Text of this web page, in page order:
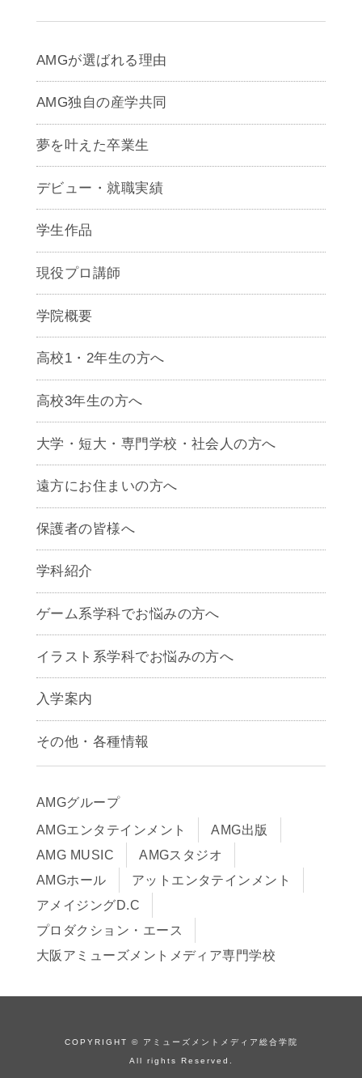
AMGが選ばれる理由
AMG独自の産学共同
夢を叶えた卒業生
デビュー・就職実績
学生作品
現役プロ講師
学院概要
高校1・2年生の方へ
高校3年生の方へ
大学・短大・専門学校・社会人の方へ
遠方にお住まいの方へ
保護者の皆様へ
学科紹介
ゲームクリエイター学科
CG学科
アニメーション学科
声優学科
ゲーム系学科でお悩みの方へ
イラスト系学科でお悩みの方へ
入学案内
募集要項
早期出願制度・AOエントリー
入学までの流れ
学費サポート・各種制度
学費について
Q&A
その他・各種情報
アクセス
サイトポリシー
在校生・保護者の方へ
卒業生の皆様へ
AMGグループ
AMGエンタテインメント
AMG出版
AMG MUSIC
AMGスタジオ
AMGホール
アットエンタテインメント
アメイジングD.C
プロダクション・エース
大阪アミューズメントメディア専門学校
COPYRIGHT © アミューズメントメディア総合学院
All rights Reserved.